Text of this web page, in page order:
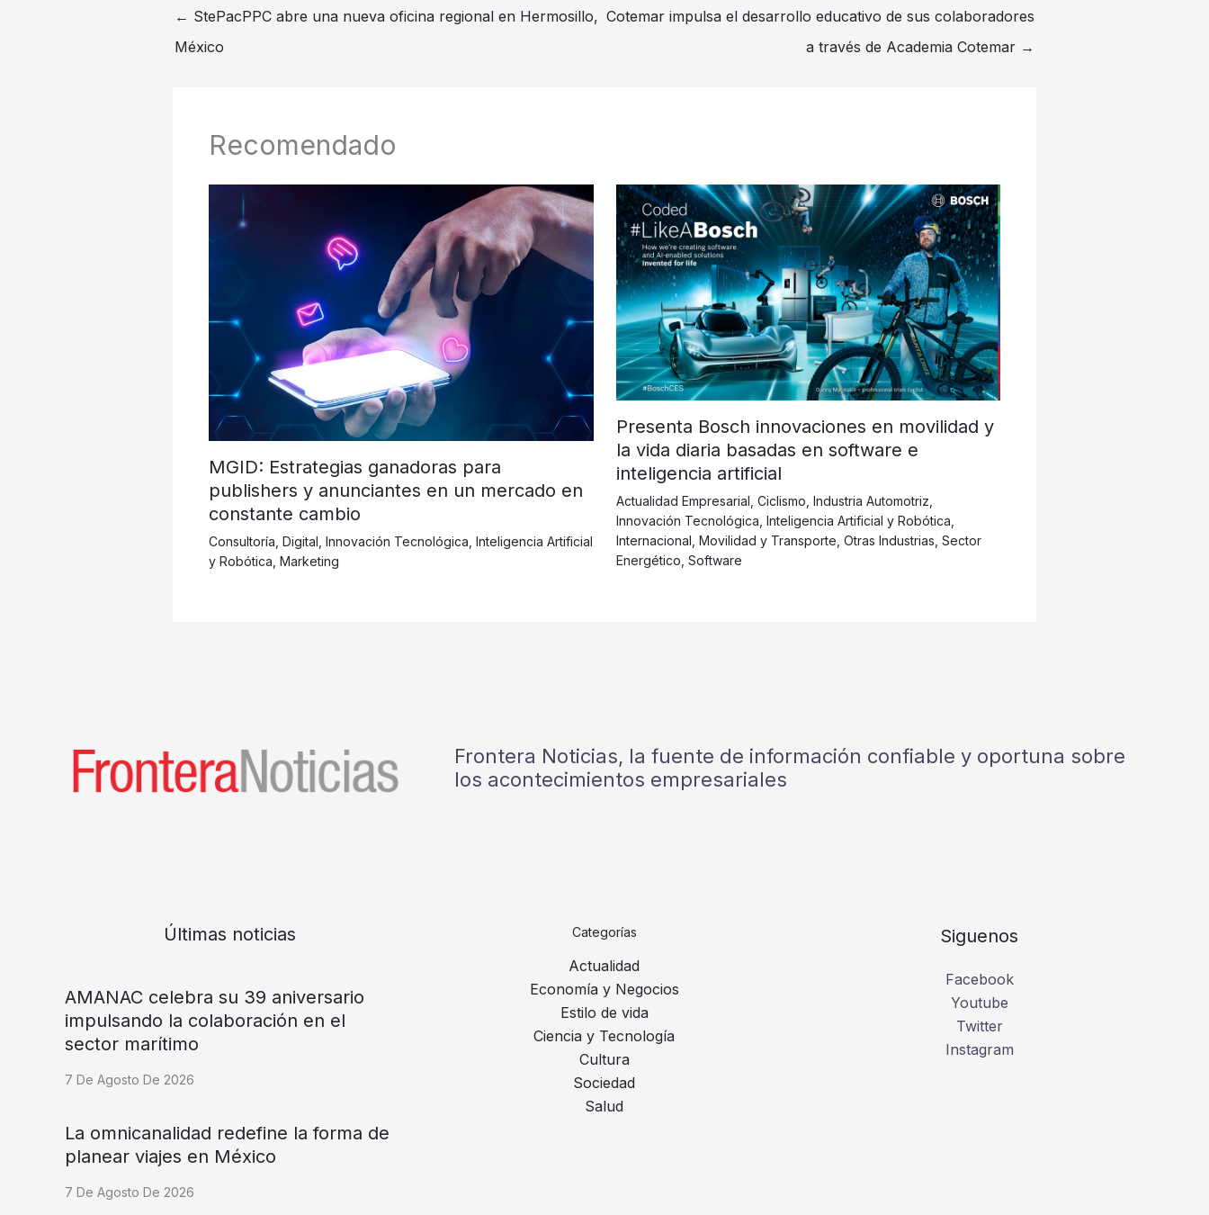
← StePacPPC abre una nueva oficina regional en Hermosillo,
México
Cotemar impulsa el desarrollo educativo de sus colaboradores
a través de Academia Cotemar →
Recomendado
MGID: Estrategias ganadoras para
publishers y anunciantes en un mercado en
constante cambio
Consultoría Digital Innovación Tecnológica Inteligencia Artificial
y Robótica Marketing
Presenta Bosch innovaciones en movilidad y
la vida diaria basadas en software e
inteligencia artificial
Actualidad Empresarial Ciclismo Industria Automotriz
Innovación Tecnológica Inteligencia Artificial y Robótica
Internacional Movilidad y Transporte Otras Industrias Sector
Energético Software
Frontera Noticias, la fuente de información confiable y oportuna sobre
los acontecimientos empresariales
Últimas noticias
AMANAC celebra su 39 aniversario
impulsando la colaboración en el
sector marítimo
7 De Agosto De 2026
La omnicanalidad redefine la forma de
planear viajes en México
7 De Agosto De 2026
Categorías
Actualidad
Economía y Negocios
Estilo de vida
Ciencia y Tecnología
Cultura
Sociedad
Salud
Siguenos
Facebook
Youtube
Twitter
Instagram